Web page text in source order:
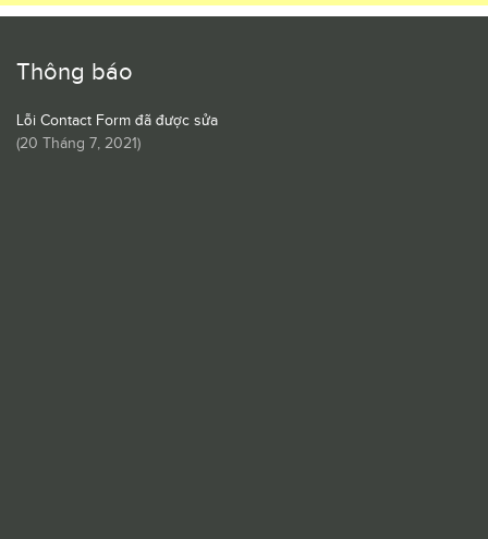
Thông báo
Lỗi Contact Form đã được sửa
(20 Tháng 7, 2021)